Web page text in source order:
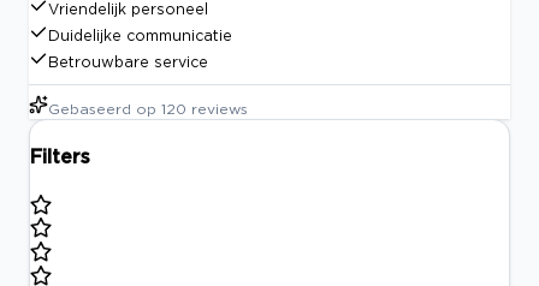
Vriendelijk personeel
Duidelijke communicatie
Betrouwbare service
Gebaseerd op 120 reviews
Filters